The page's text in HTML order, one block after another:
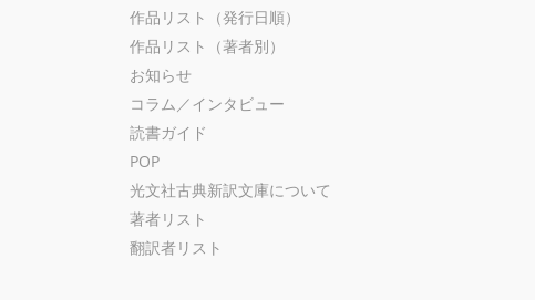
作品リスト（発行日順）
作品リスト（著者別）
お知らせ
コラム／インタビュー
読書ガイド
POP
光文社古典新訳文庫について
著者リスト
翻訳者リスト